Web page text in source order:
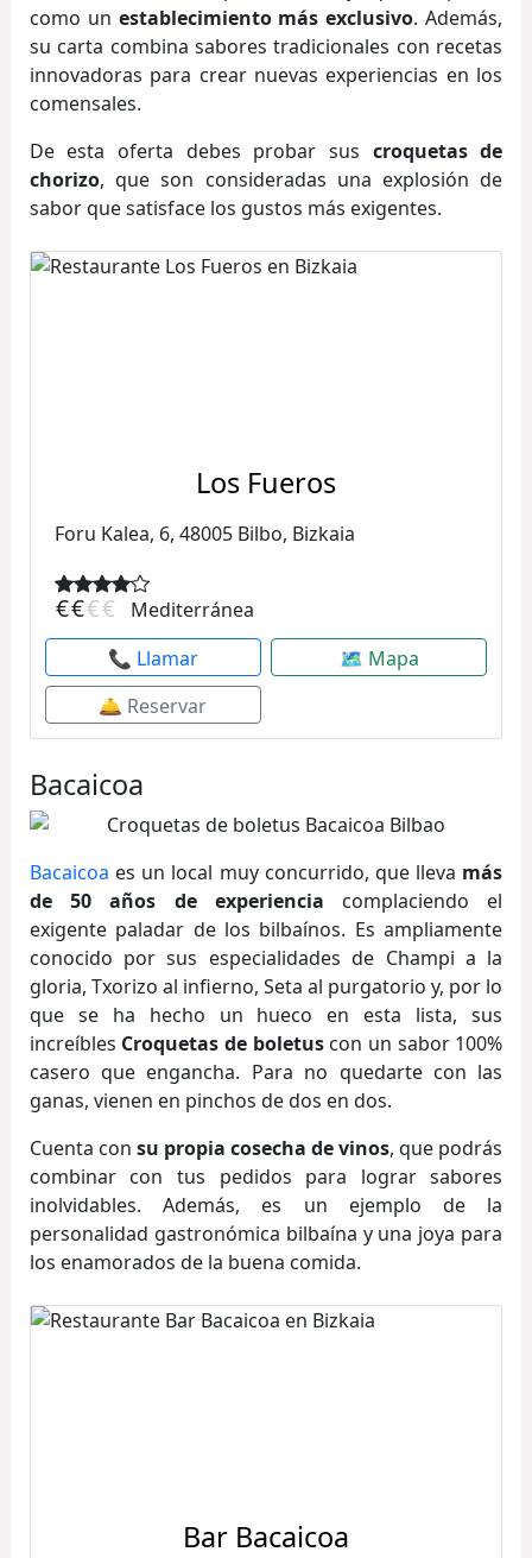
como un establecimiento más exclusivo. Además,
su carta combina sabores tradicionales con recetas
innovadoras para crear nuevas experiencias en los
comensales.
De esta oferta debes probar sus croquetas de
chorizo, que son consideradas una explosión de
sabor que satisface los gustos más exigentes.
Los Fueros
Foru Kalea, 6, 48005 Bilbo, Bizkaia
€€€€
Mediterránea
📞 Llamar
🗺 Mapa
🛎 Reservar
Bacaicoa
Bacaicoa es un local muy concurrido, que lleva más
de 50 años de experiencia complaciendo el
exigente paladar de los bilbaínos. Es ampliamente
conocido por sus especialidades de Champi a la
gloria, Txorizo al infierno, Seta al purgatorio y, por lo
que se ha hecho un hueco en esta lista, sus
increíbles Croquetas de boletuscon un sabor 100%
casero que engancha. Para no quedarte con las
ganas, vienen en pinchos de dos en dos.
Cuenta con su propia cosecha de vinos, que podrás
combinar con tus pedidos para lograr sabores
inolvidables. Además, es un ejemplo de la
personalidad gastronómica bilbaína y una joya para
los enamorados de la buena comida.
Bar Bacaicoa